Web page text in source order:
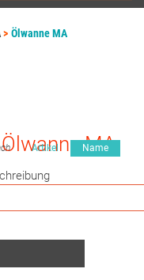
Ölwanne MA
Ölwanne MA
Artikel Name